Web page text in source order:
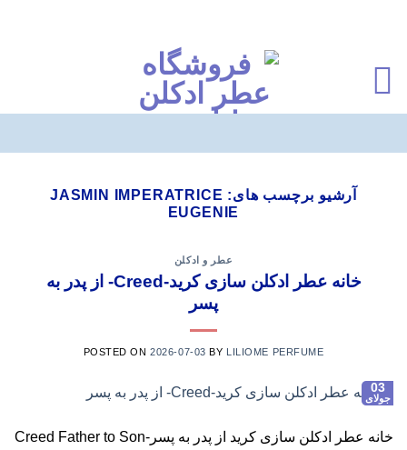
آرشیو برچسب های: JASMIN IMPERATRICE
EUGENIE
عطر و ادکلن
خانه عطر ادکلن سازی کرید-Creed- از پدر به
پسر
POSTED ON2026-07-03 BY LILIOME PERFUME
03
جولای
خانه عطر ادکلن سازی کرید از پدر به پسر-Creed Father to Son